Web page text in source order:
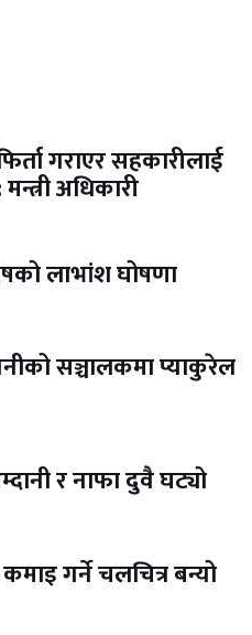
गराएर सहकारीलाई
अधिकारी
लाभांश घोषणा
सञ्चालकमा प्याकुरेल
र नाफा दुवै घट्यो
गर्ने चलचित्र बन्यो